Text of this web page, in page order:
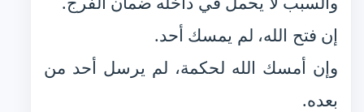
إن فتح الله، لم يمسك أحد.
وإن أمسك الله لحكمة، لم يرسل أحد من
بعده.